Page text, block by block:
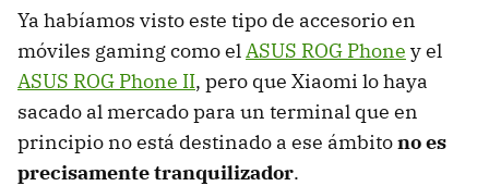
Ya habíamos visto este tipo de accesorio en
móviles gaming como elASUS ROG Phone y el
ASUS ROG Phone II, pero que Xiaomi lo haya
sacado al mercado para un terminal que en
principio no está destinado a ese ámbitono es
precisamente tranquilizador.